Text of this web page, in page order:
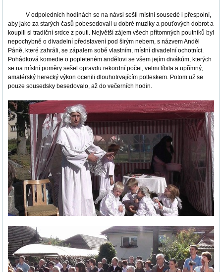
V odpoledních hodinách se na návsi sešli místní sousedé i přespolní,
aby jako za starých časů pobesedovali u dobré muziky a pouťových dobrot a
koupili si tradiční srdce z pouti. Největší zájem všech přítomných poutníků byl
nepochybně o divadelní představení pod širým nebem, s názvem Anděl
Páně, které zahráli, se zápalem sobě vlastním, místní divadelní ochotníci.
Pohádková komedie o popleteném andělovi se všem jejím divákům, kterých
se na místní poměry sešel opravdu rekordní počet, velmi líbila a upřímný,
amatérský herecký výkon ocenili dlouhotrvajícím potleskem. Potom už se
pouze sousedsky besedovalo, až do večerních hodin.